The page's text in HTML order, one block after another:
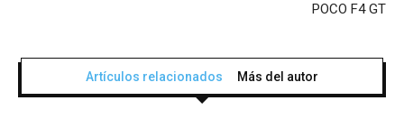
POCO F4 GT
Artículos relacionados Más del autor